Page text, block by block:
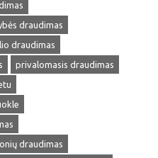
draudimas
draudimas
privalomasis draudimas
draudimas